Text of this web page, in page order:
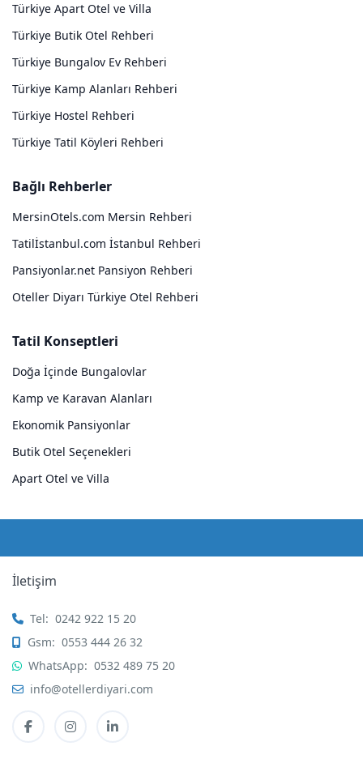
Türkiye Apart Otel ve Villa
Türkiye Butik Otel Rehberi
Türkiye Bungalov Ev Rehberi
Türkiye Kamp Alanları Rehberi
Türkiye Hostel Rehberi
Türkiye Tatil Köyleri Rehberi
Bağlı Rehberler
MersinOtels.com Mersin Rehberi
Tatilİstanbul.com İstanbul Rehberi
Pansiyonlar.net Pansiyon Rehberi
Oteller Diyarı Türkiye Otel Rehberi
Tatil Konseptleri
Doğa İçinde Bungalovlar
Kamp ve Karavan Alanları
Ekonomik Pansiyonlar
Butik Otel Seçenekleri
Apart Otel ve Villa
İletişim
Tel: 0242 922 15 20
Gsm: 0553 444 26 32
WhatsApp: 0532 489 75 20
info@otellerdiyari.com